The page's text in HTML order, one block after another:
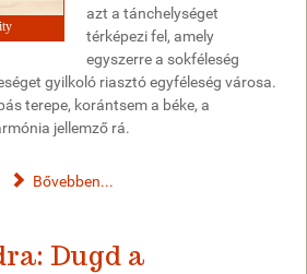
azt a tánchelységet
térképezi fel, amely
egyszerre a sokféleség
gyilkoló riasztó egyféleség városa.
terepe, korántsem a béke, a
jellemző rá.
Bővebben...
Dugd a